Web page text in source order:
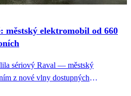
městský elektromobil od 660
sériový Raval — městský
z nové vlny dostupných